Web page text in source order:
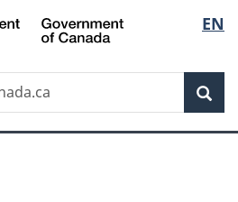
Passer
au
principal
Passer
à
Au
du
Passer
à
version
simplifiée
de
la
EN